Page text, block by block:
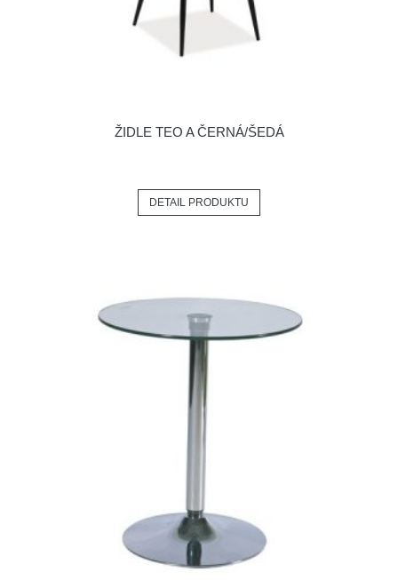
ŽIDLE TEO A ČERNÁ/ŠEDÁ
DETAIL PRODUKTU